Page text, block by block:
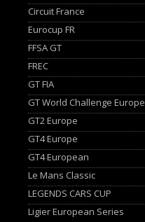
Circuit France
Eurocup FR
FFSA GT
FREC
GT FIA
GT World Challenge Europe
GT2 Europe
GT4 Europe
GT4 European
Le Mans Classic
LEGENDS CARS CUP
Ligier European Series